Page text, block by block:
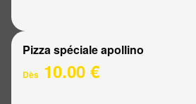
Pizza spéciale apollino
Dès 10.00 €